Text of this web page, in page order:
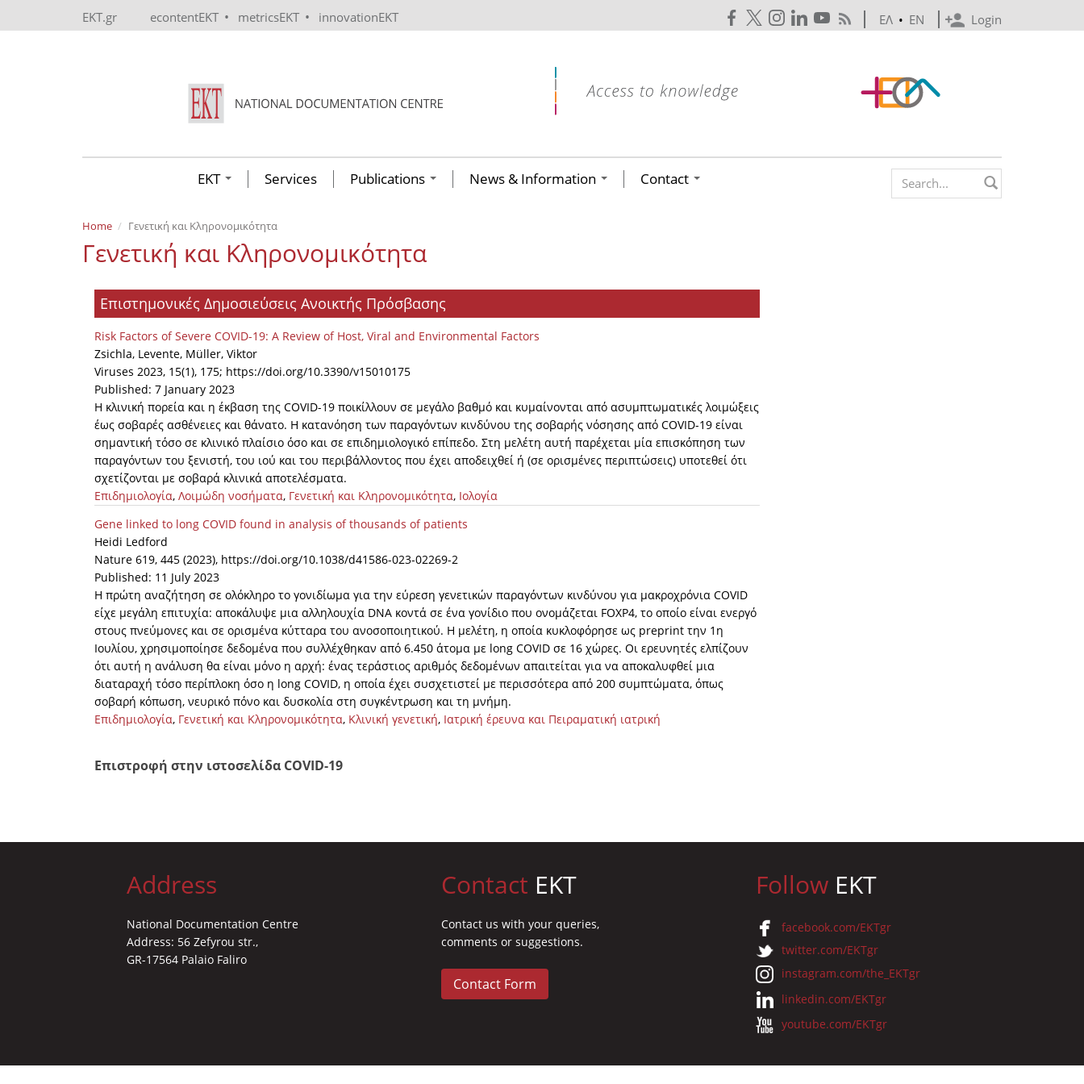
EKT.gr econtentEKT • metricsEKT • innovationEKT Login
ΕΛ • EN
EKT Services Publications News & Information Contact Search form
Home Γενετική και Κληρονομικότητα
Γενετική και Κληρονομικότητα
Επιστημονικές Δημοσιεύσεις Ανοικτής Πρόσβασης
Risk Factors of Severe COVID-19: A Review of Host, Viral and Environmental Factors
Zsichla, Levente, Müller, Viktor
Viruses 2023, 15(1), 175; https://doi.org/10.3390/v15010175
Published: 7 January 2023
Η κλινική πορεία και η έκβαση της COVID-19 ποικίλλουν σε μεγάλο βαθμό και κυμαίνονται από ασυμπτωματικές λοιμώξεις
έως σοβαρές ασθένειες και θάνατο. Η κατανόηση των παραγόντων κινδύνου της σοβαρής νόσησης από COVID-19 είναι
σημαντική τόσο σε κλινικό πλαίσιο όσο και σε επιδημιολογικό επίπεδο. Στη μελέτη αυτή παρέχεται μία επισκόπηση των
παραγόντων του ξενιστή, του ιού και του περιβάλλοντος που έχει αποδειχθεί ή (σε ορισμένες περιπτώσεις) υποτεθεί ότι
σχετίζονται με σοβαρά κλινικά αποτελέσματα.
Επιδημιολογία, Λοιμώδη νοσήματα, Γενετική και Κληρονομικότητα, Ιολογία
Gene linked to long COVID found in analysis of thousands of patients
Heidi Ledford
Nature 619, 445 (2023), https://doi.org/10.1038/d41586-023-02269-2
Published: 11 July 2023
Η πρώτη αναζήτηση σε ολόκληρο το γονιδίωμα για την εύρεση γενετικών παραγόντων κινδύνου για μακροχρόνια COVID
είχε μεγάλη επιτυχία: αποκάλυψε μια αλληλουχία DNA κοντά σε ένα γονίδιο που ονομάζεται FOXP4, το οποίο είναι ενεργό
στους πνεύμονες και σε ορισμένα κύτταρα του ανοσοποιητικού. Η μελέτη, η οποία κυκλοφόρησε ως preprint την 1η
Ιουλίου, χρησιμοποίησε δεδομένα που συλλέχθηκαν από 6.450 άτομα με long COVID σε 16 χώρες. Οι ερευνητές ελπίζουν
ότι αυτή η ανάλυση θα είναι μόνο η αρχή: ένας τεράστιος αριθμός δεδομένων απαιτείται για να αποκαλυφθεί μια
διαταραχή τόσο περίπλοκη όσο η long COVID, η οποία έχει συσχετιστεί με περισσότερα από 200 συμπτώματα, όπως
σοβαρή κόπωση, νευρικό πόνο και δυσκολία στη συγκέντρωση και τη μνήμη.
Επιδημιολογία, Γενετική και Κληρονομικότητα, Κλινική γενετική, Ιατρική έρευνα και Πειραματική ιατρική
Επιστροφή στην ιστοσελίδα COVID-19
Address
National Documentation Centre
Address: 56 Zefyrou str.,
GR-17564 Palaio Faliro
Contact EKT
Contact us with your queries,
comments or suggestions.
Contact Form
Follow EKT
facebook.com/EKTgr
twitter.com/EKTgr
instagram.com/the_EKTgr
linkedin.com/EKTgr
youtube.com/EKTgr